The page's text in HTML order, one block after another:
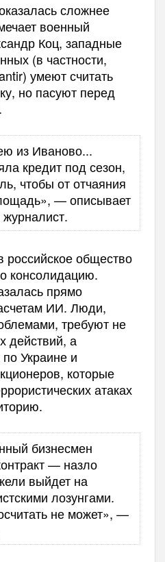
сложнее
военный
Коц, западные
(в частности,
умеют считать
но пасуют перед
из Иваново...
кредит под сезон,
чтобы от отчаяния
— описывает
журналист.
российское общество
консолидацию.
прямо
ИИ. Люди,
требуют не
действий, а
Украине и
которые
атаках
бизнесмен
— назло
выйдет на
лозунгами.
не может», —